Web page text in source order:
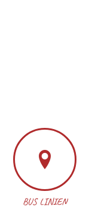
BUS LINIEN